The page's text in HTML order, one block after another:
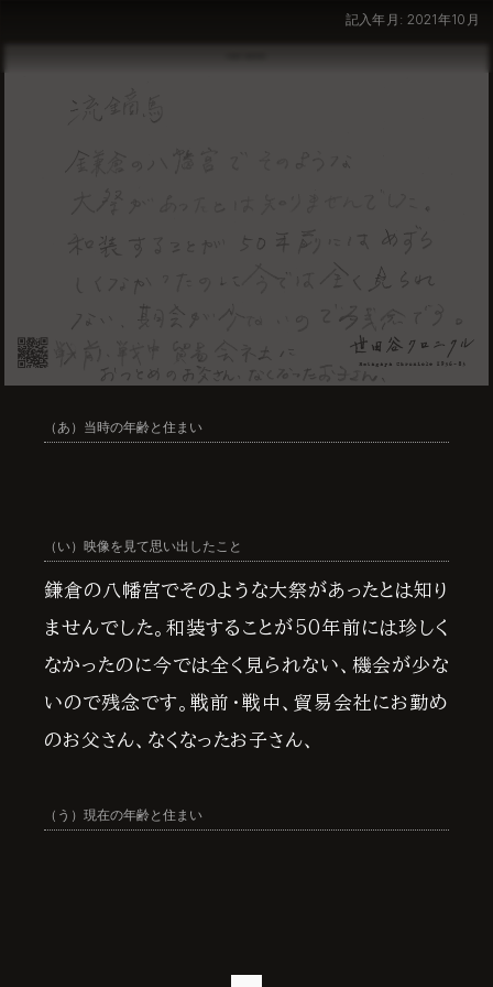
記入年月: 2021年10月
（あ）当時の年齢と住まい
（い）映像を見て思い出したこと
鎌倉の八幡宮でそのような大祭があったとは知り
ませんでした。和装することが50年前には珍しく
なかったのに今では全く見られない、機会が少な
いので残念です。戦前・戦中、貿易会社にお勤め
のお父さん、なくなったお子さん、
（う）現在の年齢と住まい